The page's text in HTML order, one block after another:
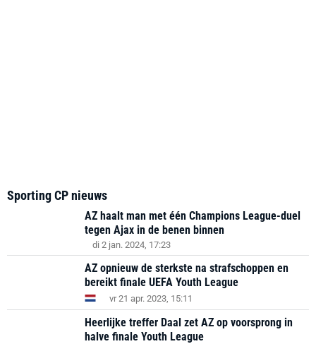
Sporting CP nieuws
AZ haalt man met één Champions League-duel
tegen Ajax in de benen binnen
di 2 jan. 2024, 17:23
AZ opnieuw de sterkste na strafschoppen en
bereikt finale UEFA Youth League
vr 21 apr. 2023, 15:11
Heerlijke treffer Daal zet AZ op voorsprong in
halve finale Youth League